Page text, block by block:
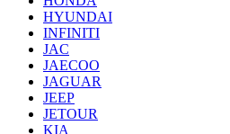
HYUNDAI
INFINITI
JAC
JAECOO
JAGUAR
JEEP
JETOUR
KIA